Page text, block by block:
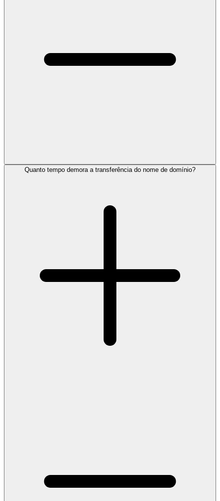
Quanto tempo demora a transferência do nome de domínio?